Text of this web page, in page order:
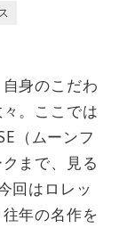
身のこだわ
。ここでは
（ムーンフ
まで、見る
回はロレッ
年の名作を